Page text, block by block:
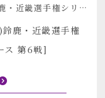
[令和4年(2022年)9月18日(日)鈴鹿・近畿選手権シリーズ 鈴鹿サンデーロードレース 第6戦]